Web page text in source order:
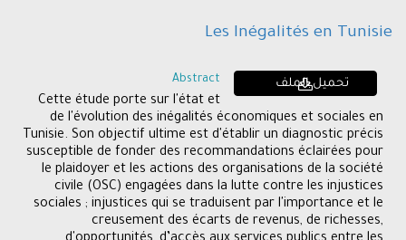
Les Inégalités en Tunisie
تحميل الملف Abstract
Cette étude porte sur l'état et
de l'évolution des inégalités économiques et sociales en
Tunisie. Son objectif ultime est d'établir un diagnostic précis
susceptible de fonder des recommandations éclairées pour
le plaidoyer et les actions des organisations de la société
civile (OSC) engagées dans la lutte contre les injustices
sociales ; injustices qui se traduisent par l'importance et le
creusement des écarts de revenus, de richesses,